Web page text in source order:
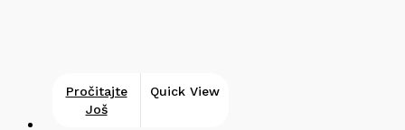
Pročitajte
Još
Quick View